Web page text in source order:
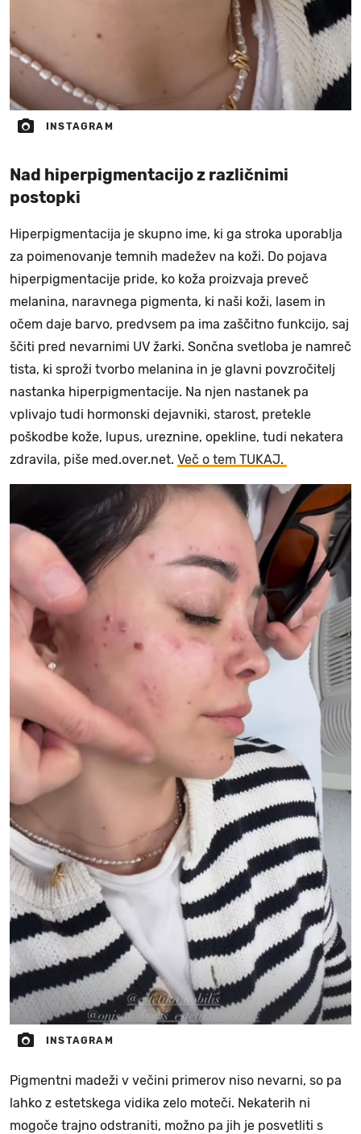
INSTAGRAM
Nad hiperpigmentacijo z različnimi
postopki
Hiperpigmentacija je skupno ime, ki ga stroka uporablja
za poimenovanje temnih madežev na koži. Do pojava
hiperpigmentacije pride, ko koža proizvaja preveč
melanina, naravnega pigmenta, ki naši koži, lasem in
očem daje barvo, predvsem pa ima zaščitno funkcijo, saj
ščiti pred nevarnimi UV žarki. Sončna svetloba je namreč
tista, ki sproži tvorbo melanina in je glavni povzročitelj
nastanka hiperpigmentacije. Na njen nastanek pa
vplivajo tudi hormonski dejavniki, starost, pretekle
poškodbe kože, lupus, ureznine, opekline, tudi nekatera
zdravila, piše med.over.net. Več o tem TUKAJ.
INSTAGRAM
Pigmentni madeži v večini primerov niso nevarni, so pa
lahko z estetskega vidika zelo moteči. Nekaterih ni
mogoče trajno odstraniti, možno pa jih je posvetliti s